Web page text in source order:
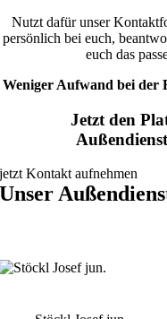
Nutzt dafür unser
persönlich bei euch,
euch das
Weniger Aufwand bei der
Jetzt den
jetzt Kontakt aufnehmen
Unser